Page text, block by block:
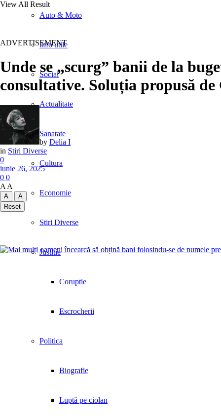
Auto & Moto
Info utile
Social
Actualitate
Sanatate
Cultura
Economie
Stiri Diverse
Justitie
Coruptie
Escrocherii
Politica
Biografie
Luptă pe ciolan
View All Result
ADVERTISEMENT
Unde se „scurg” banii de la
consultative. Soluția propusă
by Delia I
in Stiri Diverse
0
iunie 26, 2025
0 0
A A
A
A
Reset